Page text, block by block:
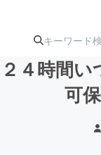
２４時間
可